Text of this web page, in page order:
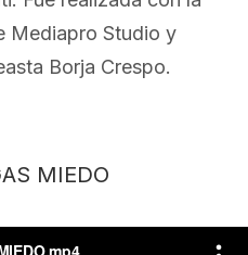
Mediapro Studio y
Borja Crespo.
MIEDO